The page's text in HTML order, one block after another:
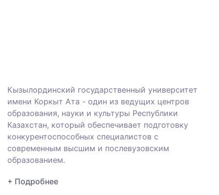
Кызылординский государственный университет
имени Коркыт Ата - один из ведущих центров
образования, науки и культуры Республики
Казахстан, который обеспечивает подготовку
конкурентоспособных специалистов с
современным высшим и послевузовским
образованием.
+ Подробнее